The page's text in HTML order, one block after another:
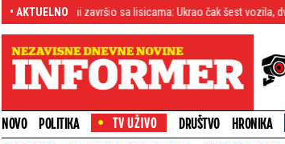
• AKTUELNO
završio sa lisicama: Ukrao čak šest vozila, dva slupao, pa
NOVO POLITIKA DRUŠTVO HRONIKA